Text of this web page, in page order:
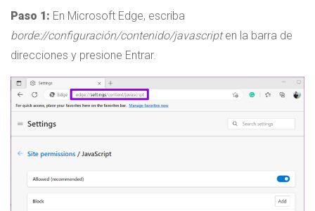
Paso 1: En Microsoft Edge, escriba
borde://configuración/contenido/javascripten la barra de
direcciones y presione Entrar.